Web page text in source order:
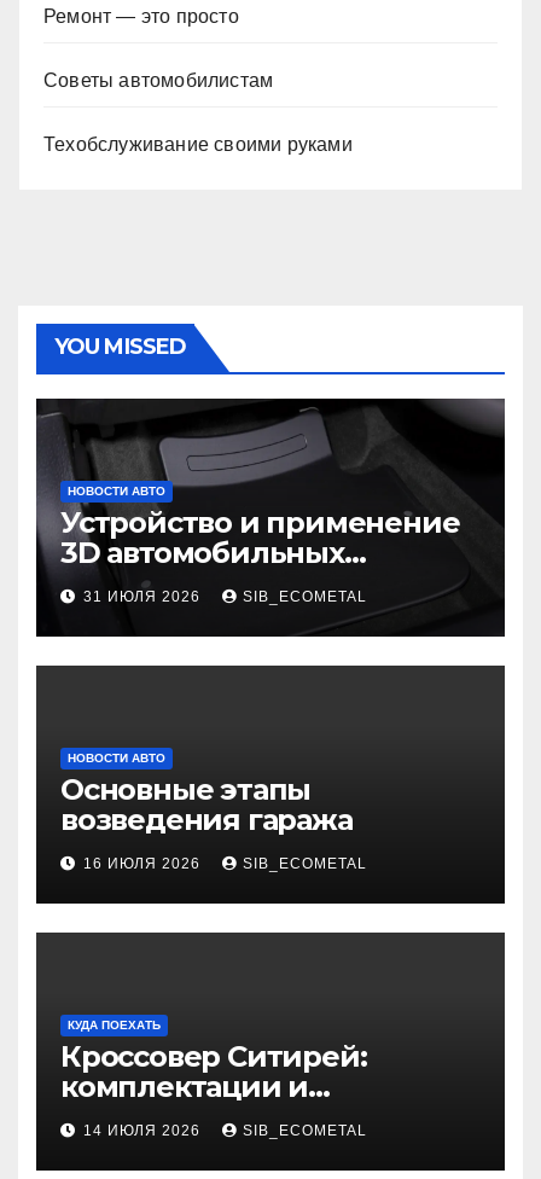
Ремонт — это просто
Советы автомобилистам
Техобслуживание своими руками
YOU MISSED
НОВОСТИ АВТО
Устройство и применение
3D автомобильных
ковриков
31 ИЮЛЯ 2026 SIB_ECOMETAL
НОВОСТИ АВТО
Основные этапы
возведения гаража
16 ИЮЛЯ 2026 SIB_ECOMETAL
КУДА ПОЕХАТЬ
Кроссовер Ситирей:
комплектации и
характеристики
14 ИЮЛЯ 2026 SIB_ECOMETAL